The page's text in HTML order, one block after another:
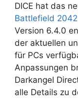
DICE hat das
Battlefield 2042
Version 6.4.0
der aktuellen
für PCs
Anpassungen
Darkangel
alle Details zu